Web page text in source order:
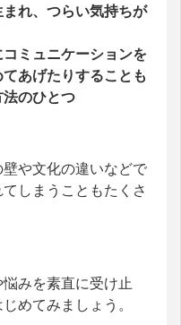
れ、つらい気持ちが
ミュニケーションを
あげたりすることも
のひとつ
や文化の違いなどで
しまうこともたくさ
みを素直に受け止
めてみましょう。